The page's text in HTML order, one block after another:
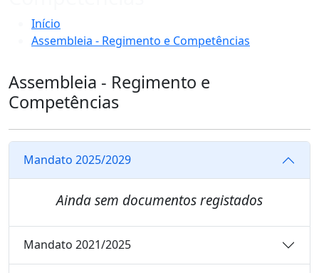
Início
Assembleia - Regimento e Competências
Assembleia - Regimento e
Competências
Mandato 2025/2029
Ainda sem documentos registados
Mandato 2021/2025